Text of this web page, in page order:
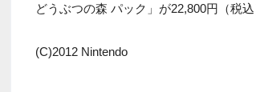
どうぶつの森 パック」が22,800円（税込
(C)2012 Nintendo